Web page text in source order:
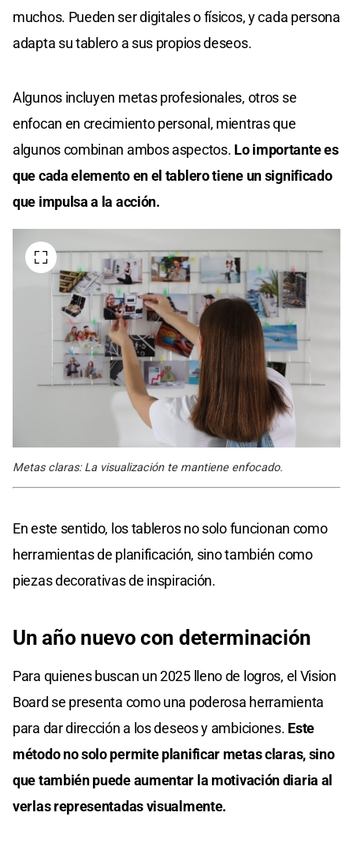
muchos. Pueden ser digitales o físicos, y cada persona
adapta su tablero a sus propios deseos.
Algunos incluyen metas profesionales, otros se
enfocan en crecimiento personal, mientras que
algunos combinan ambos aspectos. Lo importante es
que cada elemento en el tablero tiene un significado
que impulsa a la acción.
Metas claras: La visualización te mantiene enfocado.
En este sentido, los tableros no solo funcionan como
herramientas de planificación, sino también como
piezas decorativas de inspiración.
Un año nuevo con determinación
Para quienes buscan un 2025 lleno de logros, el Vision
Board se presenta como una poderosa herramienta
para dar dirección a los deseos y ambiciones. Este
método no solo permite planificar metas claras, sino
que también puede aumentar la motivación diaria al
verlas representadas visualmente.